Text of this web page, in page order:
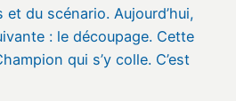
et du scénario. Aujourd’hui,
: le découpage. Cette
qui s’y colle. C’est